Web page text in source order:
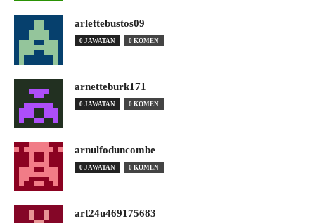
arlettebustos09
0 JAWATAN 0 KOMEN
arnetteburk171
0 JAWATAN 0 KOMEN
arnulfoduncombe
0 JAWATAN 0 KOMEN
art24u469175683